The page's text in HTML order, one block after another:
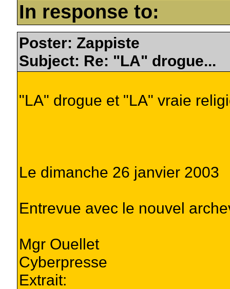
In response to:
Poster: Zappiste
Subject: Re: "LA" drogue...
"LA" drogue et "LA" vraie
Le dimanche 26 janvier 2003
Entrevue avec le nouvel
Mgr Ouellet
Cyberpresse
Extrait: